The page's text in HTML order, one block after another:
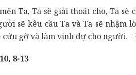
Ta, Ta sẽ giải thoát cho, Ta
sẽ kêu cầu Ta và Ta sẽ nhậm
cứu gỡ và làm vinh dự cho người. –
8-13